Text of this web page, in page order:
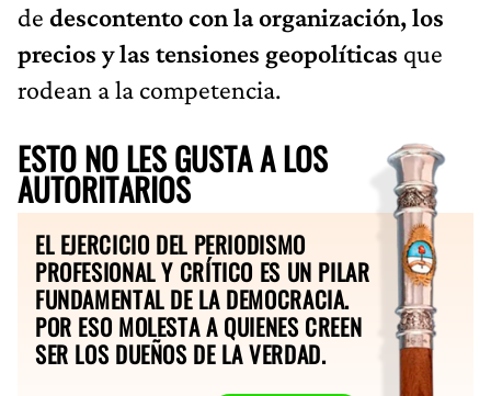
de descontento con la organización, los
precios y las tensiones geopolíticas que
rodean a la competencia.
ESTO NO LES GUSTA A LOS
AUTORITARIOS
EL EJERCICIO DEL PERIODISMO
PROFESIONAL Y CRÍTICO ES UN PILAR
FUNDAMENTAL DE LA DEMOCRACIA.
POR ESO MOLESTA A QUIENES CREEN
SER LOS DUEÑOS DE LA VERDAD.